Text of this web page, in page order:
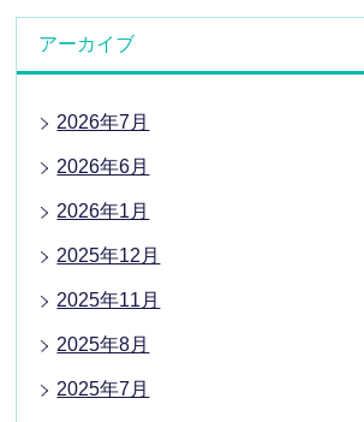
アーカイブ
2026年7月
2026年6月
2026年1月
2025年12月
2025年11月
2025年8月
2025年7月